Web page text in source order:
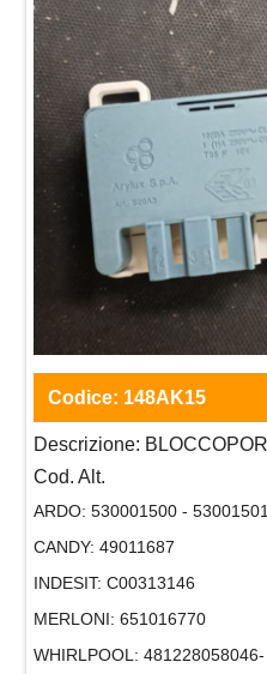
Codice: 148AK15
Descrizione:
Cod. Alt.
ARDO: 530001500 -
CANDY: 49011687
INDESIT: C00313146
MERLONI: 651016770
WHIRLPOOL: